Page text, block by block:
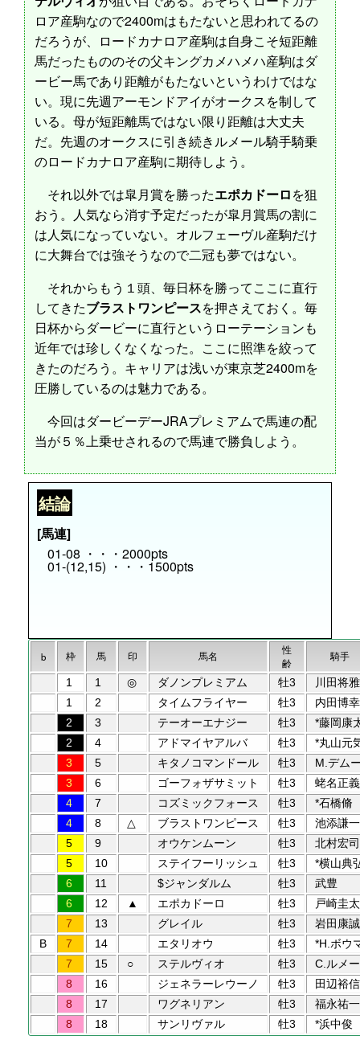
ロア産駒なので2400mはもたないと思われてるの
だろうが、ロードカナロア産駒は自身こそ短距離
馬だったもののその父キングカメハメハ産駒はダ
ービー馬であり距離がもたないというわけではな
い。現に先週アーモンドアイがオークスを制して
いる。母が短距離馬ではない限り距離は大丈夫
だ。先週のオークスに引き続きルメール騎手騎乗
のロードカナロア産駒に期待しよう。
それ以外では皐月賞を勝ったエポカドーロを狙
おう。人気なら消す予定だったが皐月賞馬の割に
は人気になっていない。オルフェーヴル産駒だけ
に大舞台では強そうなので二冠も夢ではない。
それからもう１頭、毎日杯を勝ってここに直行
してきたブラストワンピースを押さえておく。毎
日杯からダービーに直行というローテーションも
近年では珍しくなくなった。ここに照準を絞って
きたのだろう。キャリアは浅いが東京芝2400mを
圧勝しているのは魅力である。
今回はダービーデーJRAプレミアムで馬連の配
当が５％上乗せされるので馬連で勝負しよう。
結論
[馬連]
01-08 ・・・2000pts
01-(12,15) ・・・1500pts
b 枠 馬 印 馬名
性
齢
騎手
1 1 ◎ ダノンプレミアム 牡3
川田将雅
1
2 タイムフライヤー 牡3
内田博幸
2
3 テーオーエナジー 牡3
*藤岡康
2
4 アドマイヤアルバ 牡3
*丸山元
3
5 キタノコマンドール 牡3
M.デム
3
6 ゴーフォザサミット 牡3
蛯名正義
4
7 コズミックフォース 牡3
*石橋脩
4
8 △ ブラストワンピース 牡3
池添謙一
5
9 オウケンムーン 牡3
北村宏司
5
10 ステイフーリッシュ 牡3
*横山典
6
11 $ジャンダルム 牡3
武豊
6
12 ▲ エポカドーロ 牡3
戸崎圭太
7
13 グレイル 牡3
岩田康誠
B
7 14 エタリオウ 牡3
*H.ボウ
7
15 ○ ステルヴィオ 牡3
C.ルメー
8
16 ジェネラーレウーノ 牡3
田辺裕信
8
17 ワグネリアン 牡3
福永祐一
8
18 サンリヴァル 牡3 *浜中俊